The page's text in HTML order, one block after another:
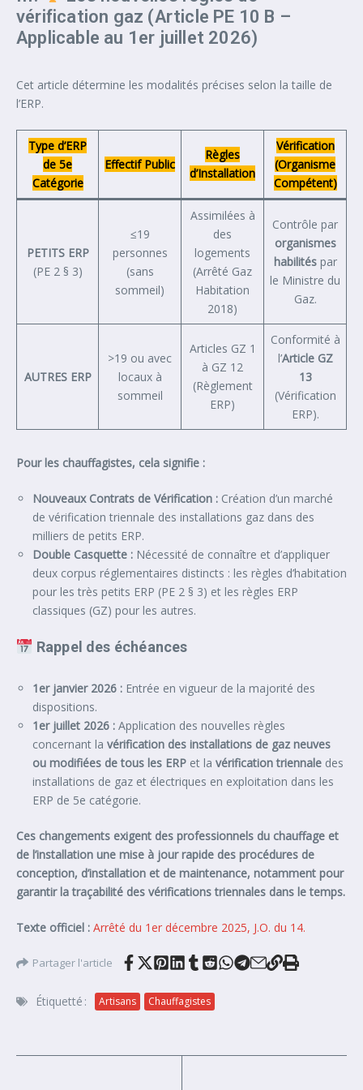
vérification gaz (Article PE 10 B –
Applicable au 1er juillet 2026)
Cet article détermine les modalités précises selon la taille de
l’ERP.
Type d’ERP
de 5e
Catégorie
Effectif Public
Règles
d’Installation
Vérification
(Organisme
Compétent)
PETITS ERP
(PE 2 § 3)
≤19
personnes
(sans
sommeil)
Assimilées à
des
logements
(Arrêté Gaz
Habitation
2018)
Contrôle par
organismes
habilitéspar
le Ministre du
Gaz.
AUTRES ERP
>19 ou avec
locaux à
sommeil
Articles GZ 1
à GZ 12
(Règlement
ERP)
Conformité à
l’Article GZ
13
(Vérification
ERP).
Pour les chauffagistes, cela signifie :
Nouveaux Contrats de Vérification : Création d’un marché
de vérification triennale des installations gaz dans des
milliers de petits ERP.
Double Casquette : Nécessité de connaître et d’appliquer
deux corpus réglementaires distincts : les règles d’habitation
pour les très petits ERP (PE 2 § 3) et les règles ERP
classiques (GZ) pour les autres.
Rappel des échéances
1er janvier 2026 : Entrée en vigueur de la majorité des
dispositions.
1er juillet 2026 : Application des nouvelles règles
concernant la vérification des installations de gaz neuves
ou modifiées de tous les ERP et la vérification triennale des
installations de gaz et électriques en exploitation dans les
ERP de 5e catégorie.
Ces changements exigent des professionnels du chauffage et
de l’installation une mise à jour rapide des procédures de
conception, d’installation et de maintenance, notamment pour
garantir la traçabilité des vérifications triennales dans le temps.
Texte officiel : Arrêté du 1er décembre 2025, J.O. du 14.
Partager l'article
Étiquetté : Artisans Chauffagistes